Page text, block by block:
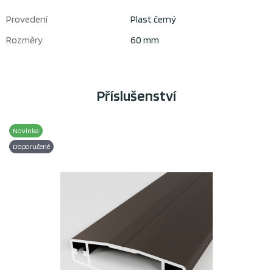
Provedení
Plast černý
Rozměry
60 mm
Příslušenství
Novinka
Doporučené